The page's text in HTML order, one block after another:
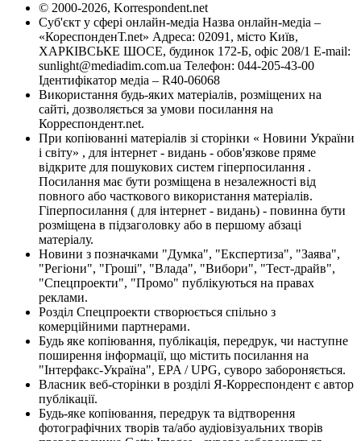
© 2000-2026, Korrespondent.net
Суб'єкт у сфері онлайн-медіа Назва онлайн-медіа –
«КореспонденТ.net» Адреса: 02091, місто Київ,
ХАРКІВСЬКЕ ШОСЕ, будинок 172-Б, офіс 208/1 E-mail:
sunlight@mediadim.com.ua Телефон: 044-205-43-00
Ідентифікатор медіа – R40-06068
Використання будь-яких матеріалів, розміщених на
сайті, дозволяється за умови посилання на
Корреспондент.net.
При копіюванні матеріалів зі сторінки « Новини України
і світу» , для інтернет - видань - обов'язкове пряме
відкрите для пошукових систем гіперпосилання .
Посилання має бути розміщена в незалежності від
повного або часткового використання матеріалів.
Гіперпосилання ( для інтернет - видань) - повинна бути
розміщена в підзаголовку або в першому абзаці
матеріалу.
Новини з позначками "Думка", "Експертиза", "Заява",
"Регіони", "Гроші", "Влада", "Вибори", "Тест-драйв",
"Спецпроекти", "Промо" публікуються на правах
реклами.
Розділ Спецпроекти створюється спільно з
комерційними партнерами.
Будь яке копіювання, публікація, передрук, чи наступне
поширення інформації, що містить посилання на
"Інтерфакс-Україна", EPA / UPG, суворо забороняється.
Власник веб-сторінки в розділі Я-Корреспондент є автор
публікації.
Будь-яке копіювання, передрук та відтворення
фотографічних творів та/або аудіовізуальних творів